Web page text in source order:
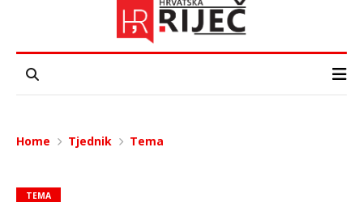
Home Tjednik Tema
TEMA